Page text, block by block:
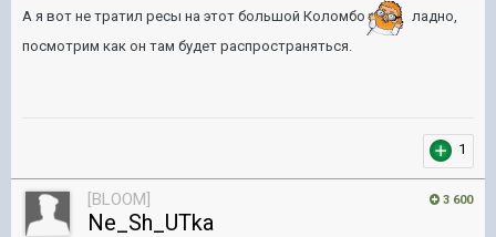
А я вот не тратил ресы на этот большой Коломбо
ладно,
посмотрим как он там будет распространяться.
1
3 600
[BLOOM]
Ne_Sh_UTka